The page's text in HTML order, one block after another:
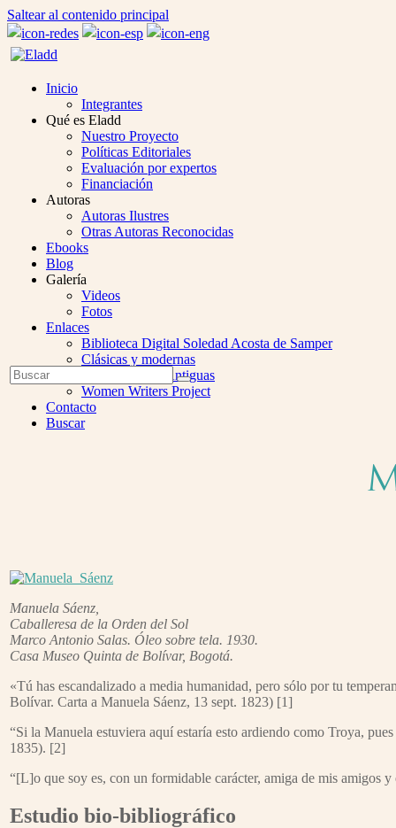
Saltear al contenido principal
Inicio
Integrantes
Qué es Eladd
Nuestro Proyecto
Políticas Editoriales
Evaluación por expertos
Financiación
Autoras
Autoras Ilustres
Otras Autoras Reconocidas
Ebooks
Blog
Galería
Videos
Fotos
Enlaces
Biblioteca Digital Soledad Acosta de Samper
Clásicas y modernas
Colección Las Antiguas
Women Writers Project
Contacto
Buscar
Open
Mobile
Menu
Buscar
Enviar
Manuela Sáenz,
Caballeresa de la Orden del Sol
Marco Antonio Salas. Óleo sobre tela. 1930.
Casa Museo Quinta de Bolívar, Bogotá.
«Tú has escandalizado a media humanidad, pero sólo por tu
Bolívar. Carta a Manuela Sáenz, 13 sept. 1823) [1]
“Si la Manuela estuviera aquí estaría esto ardiendo como Troya,
1835). [2]
“[L]o que soy es, con un formidable carácter, amiga de mis amigos
Estudio bio-bibliográfico